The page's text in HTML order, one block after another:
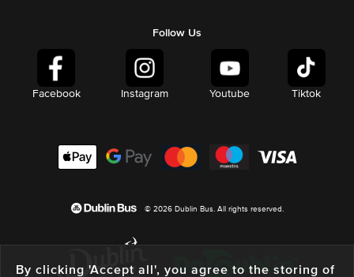
Follow Us
Facebook Instagram Youtube Tiktok
© 2026 Dublin Bus. All rights reserved.
By clicking 'Accept all', you agree to the storing of